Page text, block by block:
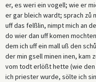
er, es weri ein vogell; wie er
er gar bleich wardt; sprach zů
uff das felßlin, nimpt mich an
do wier dan uff komen
dem ich uff ein mall uß den
der min gsell minen inen, kam
vom todt erlößt hette (wie
ich priester wurde, sölte ich